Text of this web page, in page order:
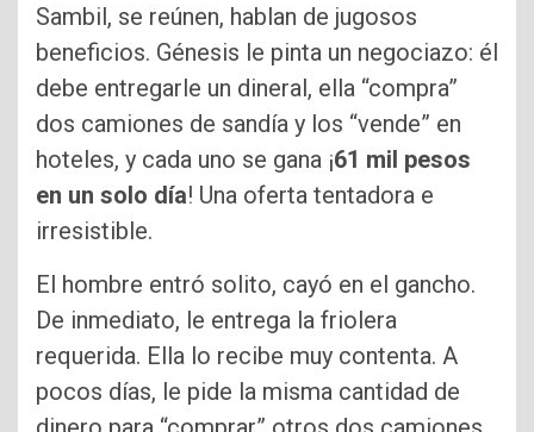
Sambil, se reúnen, hablan de jugosos
beneficios. Génesis le pinta un negociazo: él
debe entregarle un dineral, ella “compra”
dos camiones de sandía y los “vende” en
hoteles, y cada uno se gana ¡61 mil pesos
en un solo día! Una oferta tentadora e
irresistible.
El hombre entró solito, cayó en el gancho.
De inmediato, le entrega la friolera
requerida. Ella lo recibe muy contenta. A
pocos días, le pide la misma cantidad de